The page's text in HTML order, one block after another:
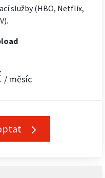
služby (HBO, Netflix,
/ měsíc